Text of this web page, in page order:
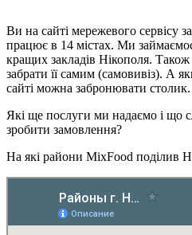
Ви на сайті мережевого сервісу
працює в 14 містах. Ми
кращих закладів Нікополя.
забрати її самим (самовивіз). А
сайті можна забронювати столик.
Які ще послуги ми надаємо і що
зробити замовлення?
На які райони MixFood поділив